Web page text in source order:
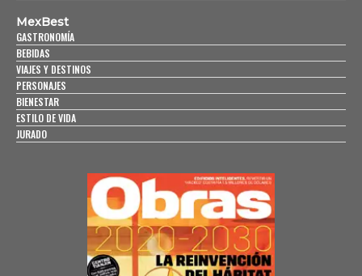
MexBest
GASTRONOMÍA
BEBIDAS
VIAJES Y DESTINOS
PERSONAJES
BIENESTAR
ESTILO DE VIDA
JURADO